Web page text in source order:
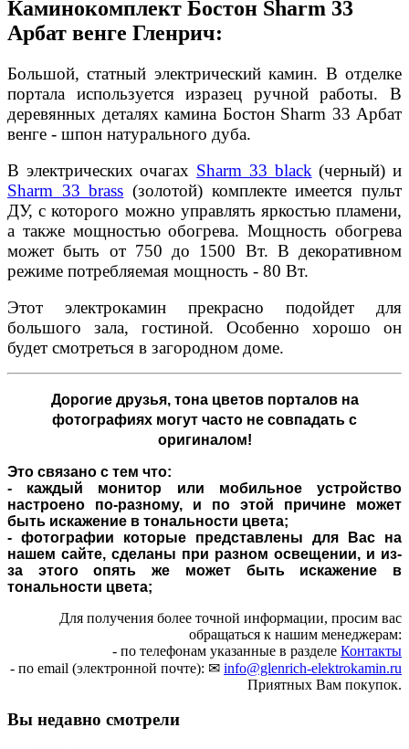
Каминокомплект Бостон Sharm 33
Арбат венге Гленрич:
Большой, статный электрический камин. В отделке
портала используется изразец ручной работы. В
деревянных деталях камина Бостон Sharm 33 Арбат
венге - шпон натурального дуба.
В электрических очагах Sharm 33 black (черный) и
Sharm 33 brass (золотой) комплекте имеется пульт
ДУ, с которого можно управлять яркостью пламени,
а также мощностью обогрева. Мощность обогрева
может быть от 750 до 1500 Вт. В декоративном
режиме потребляемая мощность - 80 Вт.
Этот электрокамин прекрасно подойдет для
большого зала, гостиной. Особенно хорошо он
будет смотреться в загородном доме.
Дорогие друзья,тона цветов порталов на
фотографиях могут часто не совпадать с
оригиналом!
Это связано с тем что:
- каждый монитор или мобильное устройство
настроено по-разному, и по этой причине может
быть искажение в тональности цвета;
- фотографии которые представлены для Вас на
нашем сайте, сделаны при разном освещении, и из-
за этого опять же может быть искажение в
тональности цвета;
Для получения более точной информации, просим вас
обращаться к нашим менеджерам:
- по телефонам указанные в разделе Контакты
- по email (электронной почте): ✉ info@glenrich-elektrokamin.ru
Приятных Вам покупок.
Вы недавно смотрели